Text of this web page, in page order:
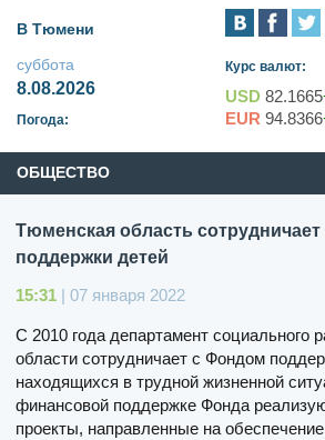
В Тюмени
суббота
8.08.2026
Погода:
Курс валют:
USD 82.1665
EUR 94.8366
ОБЩЕСТВО
Тюменская область
поддержки детей
15:31 | 07 января 2022
С 2010 года департамент социального
области сотрудничает с Фондом
находящихся в трудной жизненной
финансовой поддержке Фонда
проекты, направленные на